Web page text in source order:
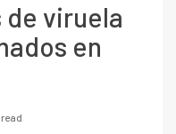
de viruela
en